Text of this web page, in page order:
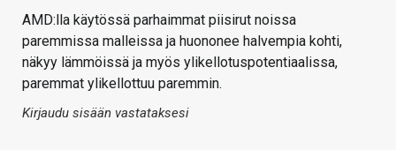
AMD:lla käytössä parhaimmat piisirut noissa
paremmissa malleissa ja huononee halvempia kohti,
näkyy lämmöissä ja myös ylikellotuspotentiaalissa,
paremmat ylikellottuu paremmin.
Kirjaudu sisään vastataksesi